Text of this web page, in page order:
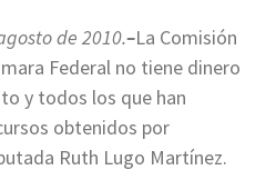
de 2010.–La Comisión
Federal no tiene dinero
y todos los que han
obtenidos por
Ruth Lugo Martínez.